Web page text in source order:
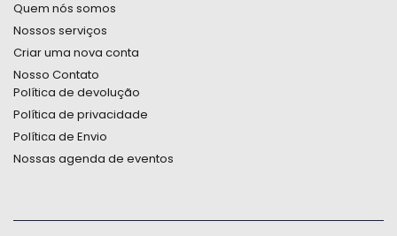
Quem nós somos
Nossos serviços
Criar uma nova conta
Nosso Contato
Política de devolução
Política de privacidade
Política de Envio
Nossas agenda de eventos